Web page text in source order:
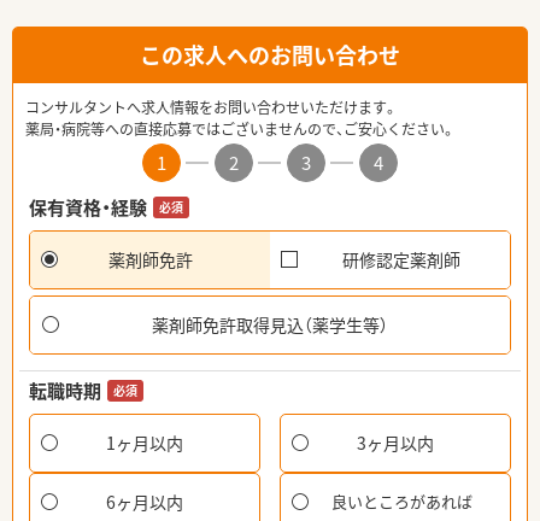
この求人へのお問い合わせ
コンサルタントへ求人情報をお問い合わせいただけます。
薬局・病院等への直接応募ではございませんので、ご安心ください。
1 2 3
4
保有資格・経験
必須
薬剤師免許 研修認定薬剤師
薬剤師免許取得見込（薬学生等）
転職時期 必須
1ヶ月以内 3ヶ月以内
6ヶ月以内 良いところがあれば